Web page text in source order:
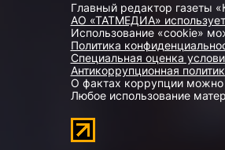
Главный редактор газеты
АО «ТАТМЕДИА»
Использование «cookie»
Политика
Специальная оценка
Антикоррупционная
О фактах коррупции можно
Любое использование